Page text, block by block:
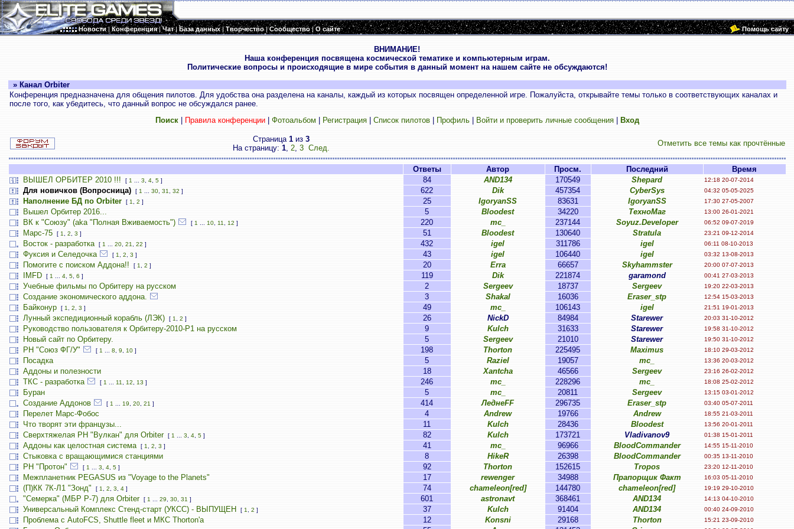
Новости|Конференция|Чат|База данных|Творчество|Сообщество|О сайте Помощь сайту
ВНИМАНИЕ!
Наша конференция посвящена космической тематике и компьютерным играм.
Политические вопросы и происходящие в мире события в данный момент на нашем сайте не обсуждаются!
» Канал Orbiter
Конференция предназначена для общения пилотов. Для удобства она разделена на каналы, каждый из которых посвящен определенной игре. Пожалуйста, открывайте темы только в соответствующих каналах и
после того, как убедитесь, что данный вопрос не обсуждался ранее.
Поиск| Правила конференции| Фотоальбом Регистрация| Список пилотов| Профиль| Войти и проверить личные сообщения| Вход
Страница 1 из 3
На страницу: 1, 2, 3 След.
Отметить все темы как прочтённые
Ответы Автор Просм. Последний
Время
ВЫШЕЛ ОРБИТЕР 2010 !!!
[ 1 3 4, 5] 84 AND134 170549 Shepard 12:18 20-07-2014
Для новичков (Вопросница) [ 1 30, 31 32 ] 622 Dik 457354 CyberSys 04:32 05-05-2025
Наполнение БД по Orbiter [ 1 2 ] 25 IgoryanSS 83631 IgoryanSS 17:30 27-05-2007
Вышел Орбитер 2016... 5 Bloodest 34220 ТехноМаг 13:00 26-01-2021
ВК к "Союзу" (aka "Полная Вживаемость") [ 1 10, 11 12 ] 220 mc_ 237144 Soyuz.Developer 06:52 09-07-2019
Марс-75 [ 1 2 3 ] 51 Bloodest 130640 Stratula 23:21 09-12-2014
Восток - разработка [ 1 20, 21 22 ] 432 igel 311786 igel 06:11 08-10-2013
Фуксия и Селедочка [ 1 2 3 ] 43 igel 106440 igel 03:32 13-08-2013
Помогите с поиском Аддона!! [ 1 2 ] 20 Erra 66657 Skyhammster 20:00 07-07-2013
IMFD [ 1 4, 5, 6 ] 119 Dik 221874 garamond 00:41 27-03-2013
Учебные фильмы по Орбитеру на русском 2 Sergeev 18737 Sergeev 19:20 22-03-2013
Создание экономического аддона. 3 Shakal 16036 Eraser_stp 12:54 15-03-2013
Байконур [ 1 2 3 ] 49 mc_ 106143 igel 21:51 19-01-2013
Лунный экспедиционный корабль (ЛЭК) [ 1 2 ] 26 NickD 84984 Starewer 20:03 31-10-2012
Руководство пользователя к Орбитеру-2010-P1 на русском 9 Kulch 31633 Starewer 19:58 31-10-2012
Новый сайт по Орбитеру. 5 Sergeev 21010 Starewer 19:50 31-10-2012
РН "Союз ФГ/У" [ 1 8 9, 10] 198 Thorton 225495 Maximus 18:10 29-03-2012
Посадка 5 Raziel 19057 mc_ 13:36 20-03-2012
Аддоны и полезности 18 Xantcha 46566 Sergeev 23:16 26-02-2012
ТКС - разработка [ 1 11 12 13 ] 246 mc_ 228296 mc_ 18:08 25-02-2012
Буран 5 mc_ 20811 Sergeev 13:15 03-01-2012
Создание Аддонов [ 1 19, 20, 21 ] 414 ЛеднеFF 296735 Eraser_stp 03:40 05-07-2011
Перелет Марс-Фобос 4 Andrew 19766 Andrew 18:55 21-03-2011
Что творят эти французы... 11 Kulch 28436 Bloodest 13:56 20-01-2011
Сверхтяжелая РН "Вулкан" для Orbiter [ 1 3 4, 5] 82 Kulch 173721 Vladivanov9 01:38 15-01-2011
Аддоны как целостная система [ 1 2 3 ] 41 mc_ 96966 BloodCommander 14:55 15-11-2010
Стыковка с вращающимися станциями 8 HikeR 26398 BloodCommander 00:35 13-11-2010
РН "Протон" [ 1 3 4, 5] 92 Thorton 152615 Tropos 23:20 12-11-2010
Межпланетник PEGASUS из "Voyage to the Planets" 17 rewenger 34988 Прапорщик Факт 16:03 05-11-2010
(П)КК 7К-Л1 "Зонд" [ 1 2 3 4] 74 chameleon[red] 144780 chameleon[red] 19:19 29-10-2010
"Семерка" (МБР Р-7) для Orbiter [ 1 29, 30, 31 ] 601 astronavt 368461 AND134 14:13 04-10-2010
Универсальный Комплекс Стенд-старт (УКСС) - ВЫПУЩЕН [ 1 2 ] 37 Kulch 91404 AND134 00:40 24-09-2010
Проблема с AutoFCS, Shuttle fleet и МКС Thorton'а 12 Konsni 29168 Thorton 15:21 23-09-2010